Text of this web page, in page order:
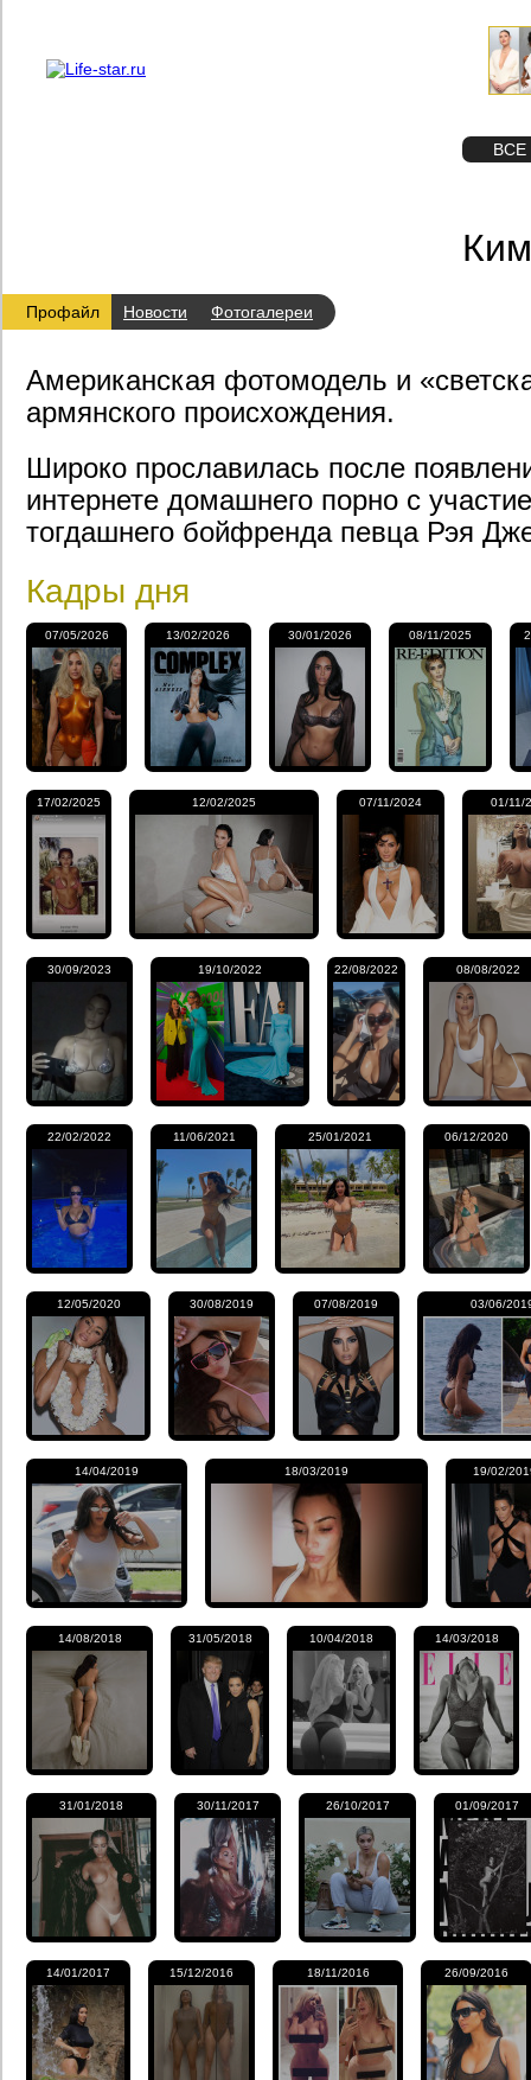
ВСЕ
Профайл Новости Фотогалереи
Американская фотомодель и
армянского происхождения.
Широко прославилась после
интернете домашнего порно с
тогдашнего бойфренда певца Рэя
Кадры дня
07/05/2026 13/02/2026 30/01/2026 08/11/2025
17/02/2025 12/02/2025 07/11/2024 01/11/
30/09/2023 19/10/2022 22/08/2022 08/08/2022
22/02/2022 11/06/2021 25/01/2021 06/12/2020
12/05/2020 30/08/2019 07/08/2019 03/06/
14/04/2019 18/03/2019 19/02/
14/08/2018 31/05/2018 10/04/2018 14/03/2018
31/01/2018 30/11/2017 26/10/2017 01/09/2017
14/01/2017 15/12/2016 18/11/2016 26/09/2016